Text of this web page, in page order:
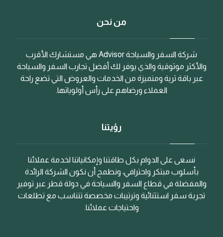
من نحن
شركة السفر والسياحة Advisor هي مستشارك الأقرب
والأكثر موثوقية والذي يوفر لك أفضل تجارب السفر والسياحة
عبر باقة ثرية ومتميزة من الخدمات والعروض التي تضع راحة
العملاء ورضاهم على رأس أولوياتها.
رؤيتنا
نسعى على الدوام بكل طاقتنا وإمكانياتنا لخدمة عملائنا
بأسلوب مبتكر واحترافي، ونطمح أن نكون الشركة الرائدة
والمفضلة في قطاع السفر والسياحة في دولة قطر عبر توفير
تجربة سفر استثنائية وترتيبات مخصصة تتناسب مع تطلعات
واحتياجات عملائنا.